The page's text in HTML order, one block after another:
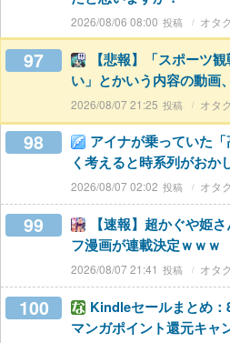
2026/08/06 08:00 オタク
97
【悲報】「スポーツ
い」とかいう内容の動画
2026/08/07 21:25 オタク
98
アイナが乗っていた
く考えると時系列がおか
2026/08/07 02:02 オタク
99
【速報】超かぐや姫
フ漫画が連載決定ｗｗｗ
2026/08/07 21:41 オタク
100
Kindleセールまとめ
マンガポイント還元キャ